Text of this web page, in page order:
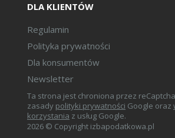
DLA KLIENTÓW
Regulamin
Polityka prywatności
Dla konsumentów
Newsletter
Ta strona jest chroniona przez
zasady polityki prywatności Google oraz
korzystania z usług Google.
2026 © Copyright izbapodatkowa.pl